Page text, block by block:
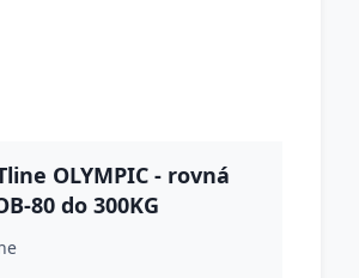
OLYMPIC - rovná
80 do 300KG